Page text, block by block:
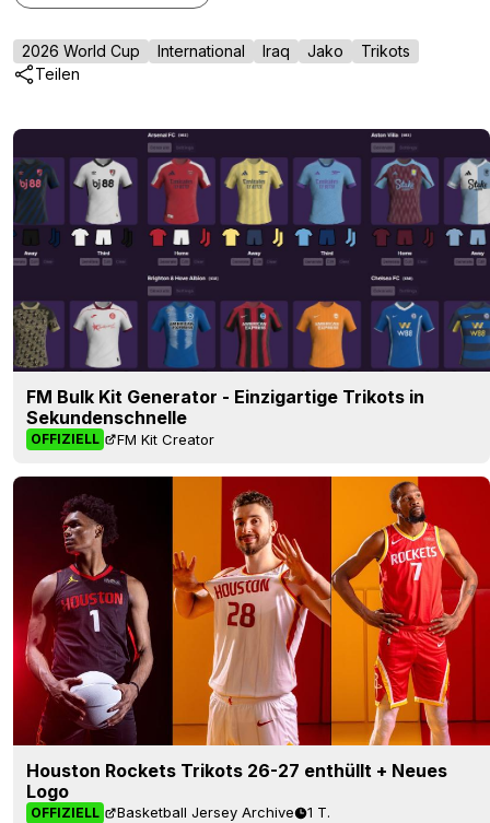
2026 World Cup International Iraq Jako
Trikots
Teilen
FM Bulk Kit Generator - Einzigartige Trikots in
Sekundenschnelle
OFFIZIELL FM Kit Creator
Houston Rockets Trikots 26-27 enthüllt + Neues
Logo
OFFIZIELL Basketball Jersey Archive 1 T.